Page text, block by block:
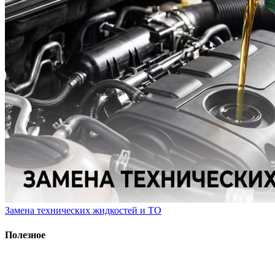
Замена технических жидкостей и ТО
Полезное